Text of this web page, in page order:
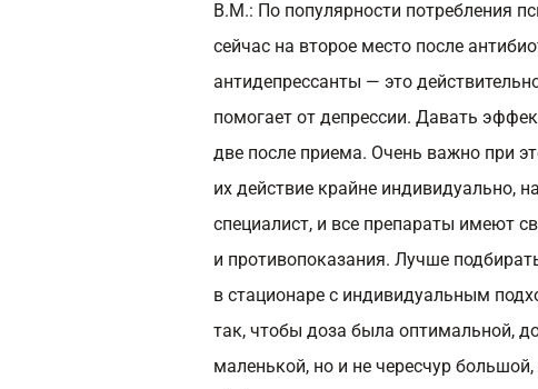
В.М.: По популярности потребления
сейчас на второе место после
антидепрессанты — это
помогает от депрессии. Давать
две после приема. Очень важно при
их действие крайне индивидуально,
специалист, и все препараты имеют
и противопоказания. Лучше
в стационаре с индивидуальным
так, чтобы доза была оптимальной,
маленькой, но и не чересчур